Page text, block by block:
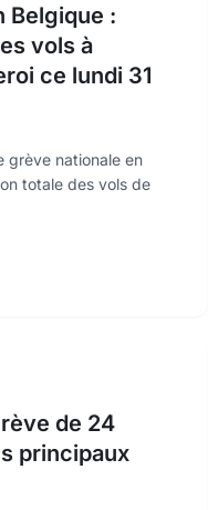
Belgique :
vols à
ce lundi 31
grève nationale en
totale des vols de
de 24
principaux